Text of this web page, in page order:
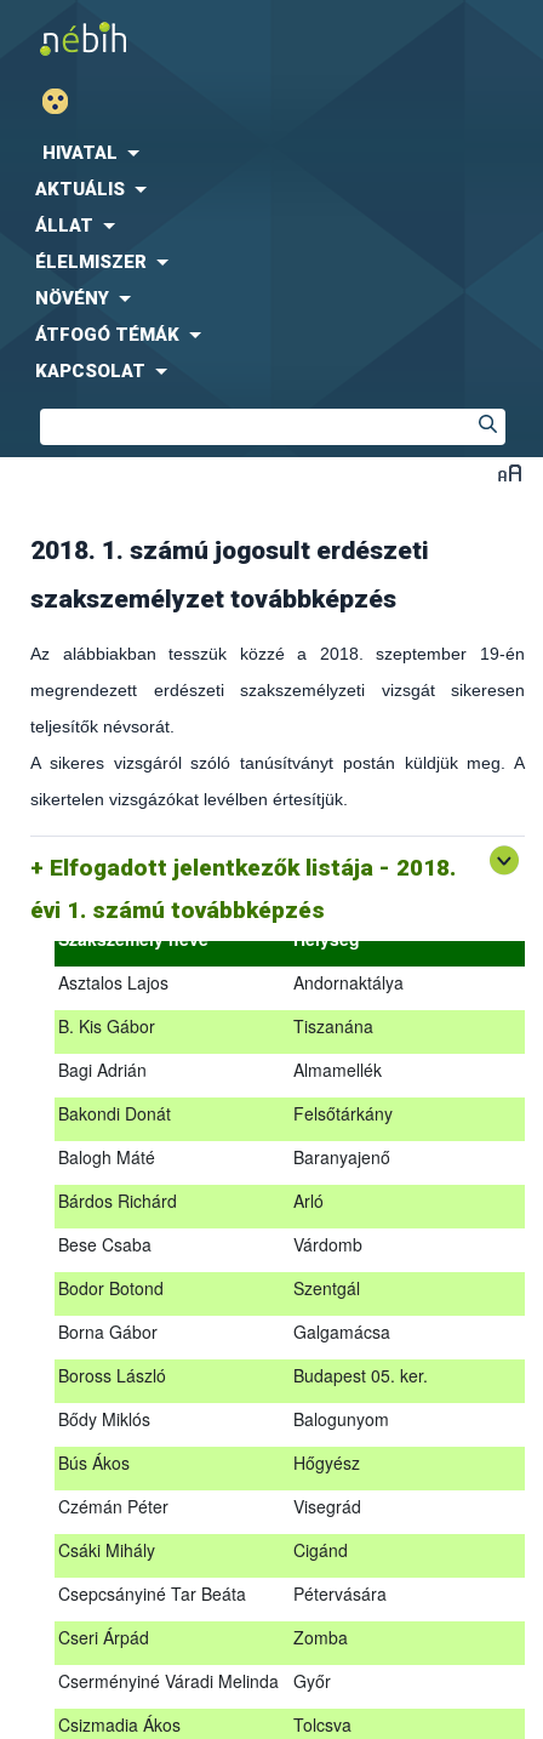
HIVATAL
AKTUÁLIS
ÁLLAT
ÉLELMISZER
NÖVÉNY
ÁTFOGÓ TÉMÁK
KAPCSOLAT
2018. 1. számú jogosult erdészeti
szakszemélyzet továbbképzés
Az alábbiakban tesszük közzé a 2018. szeptember 19-én
megrendezett erdészeti szakszemélyzeti vizsgát sikeresen
teljesítők névsorát.
A sikeres vizsgáról szóló tanúsítványt postán küldjük meg. A
sikertelen vizsgázókat levélben értesítjük.
Elfogadott jelentkezők listája - 2018.
évi 1. számú továbbképzés
(az erdőgazdálkodást és az erdészeti szakirányítást érintő
hatályos jogszabályokról és azok alkalmazásáról szóló
általános továbbképzés)
2018.09.18. – 2018.09.19.
Szakszemély neve
Helység
Asztalos Lajos
Andornaktálya
B. Kis Gábor
Tiszanána
Bagi Adrián
Almamellék
Bakondi Donát
Felsőtárkány
Balogh Máté
Baranyajenő
Bárdos Richárd
Arló
Bese Csaba
Várdomb
Bodor Botond
Szentgál
Borna Gábor
Galgamácsa
Boross László
Budapest 05. ker.
Bődy Miklós
Balogunyom
Bús Ákos
Hőgyész
Czémán Péter
Visegrád
Csáki Mihály
Cigánd
Csepcsányiné Tar Beáta
Pétervására
Cseri Árpád
Zomba
Cserményiné Váradi Melinda Győr
Csizmadia Ákos
Tolcsva
Az alábbiakban tesszük közzé a 2018. szeptember 19-én
megrendezett erdészeti szakszemélyzeti vizsgát sikeresen
teljesítők névsorát.
A sikeres vizsgáról szóló tanúsítványt postán küldjük meg. A
Tiszanána
Almamellék
Felsőtárkány
Balogh Máté
Baranyajenő
Arló
Várdomb
Bodor Botond
Szentgál
Boross László
Bődy Miklós
Bús Ákos
Hőgyész